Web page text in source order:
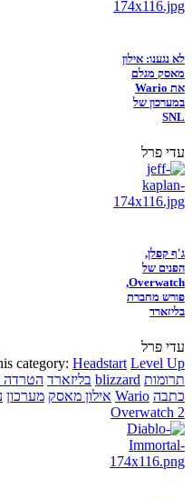
לא נגענו: אילון
מאסק מגלם
את Wario
במערכון של
SNL
עדי פרל
ג'ף קפלן,
הפנים של
Overwatch,
פורש מחברת
בליזארד
עדי פרל
category: Headstart Level Up
תרומות blizzard בליזארד הטרדה
כתבה Wario אילון מאסק מערכון
Overwatch 2